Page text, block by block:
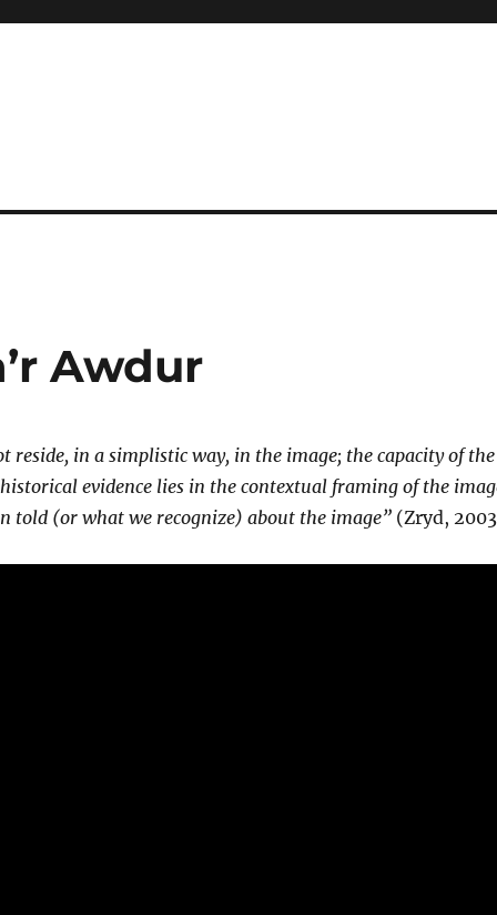
Awdur
reside, in a simplistic way, in the image; the capacity of the
evidence lies in the contextual framing of the
told (or what we recognize) about the image” (Zryd,